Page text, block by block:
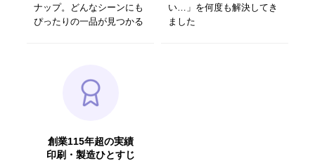
ナップ。どんなシーンにも
ぴったりの一品が見つかる
い…」を何度も解決してき
ました
創業115年超の実績
印刷・製造ひとすじ